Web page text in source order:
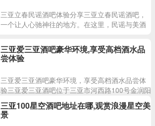
三亚立春民谣酒吧体验分享三亚立春民谣酒吧，
一个让人心驰神往的地方。在这里，民谣与美酒
情调。朋友们纷纷
三亚爱三亚酒吧豪华环境,享受高档酒水品
尝体验
三亚爱三亚酒吧豪华环境，享受高档酒水品尝体
验三亚爱三亚酒吧位于三亚市河西路100号金润阳
光购物广场1100商铺，是一家中高端夜总会。在
这里，您可以
三亚100星空酒吧地址在哪,观赏浪漫星空美
景